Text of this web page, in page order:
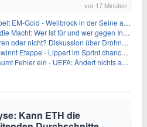
vor 17 Minuten
EM-Gold - Wellbrock in der Seine ausgebremst
Macht: Wer ist für und wer gegen Infantino?
oder nicht? Diskussion über Drohnenabwehr
Etappe - Lippert im Sprint chancenlos
Fehler ein - UEFA: Ändert nichts an Boykott
Kann ETH die